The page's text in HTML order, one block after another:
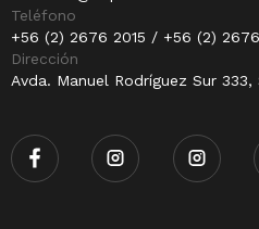
Teléfono
+56 (2) 2676 2015 / +56 (2)
Dirección
Avda. Manuel Rodríguez Sur 333,